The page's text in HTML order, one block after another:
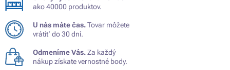
ako 40000 produktov.
U nás máte čas.Tovar môžete
vrátiť do 30 dní.
Odmeníme Vás.Za každý
nákup získate vernostné body.